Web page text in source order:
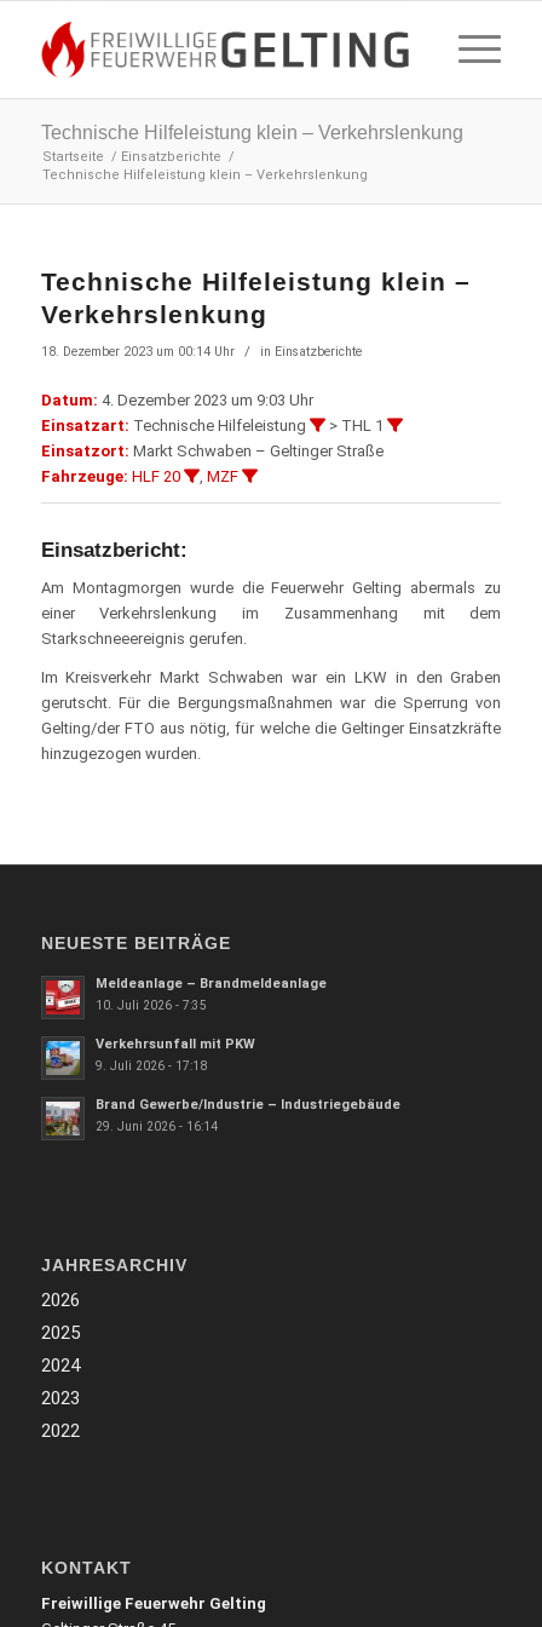
Technische Hilfeleistung klein – Verkehrslenkung
Startseite / Einsatzberichte /
Technische Hilfeleistung klein – Verkehrslenkung
Technische Hilfeleistung klein –
Verkehrslenkung
18. Dezember 2023 um 00:14 Uhr / in Einsatzberichte
Datum: 4. Dezember 2023 um 9:03 Uhr
Einsatzart: Technische Hilfeleistung
> THL 1
Einsatzort: Markt Schwaben – Geltinger Straße
Fahrzeuge: HLF 20 , MZF
Einsatzbericht:
Am Montagmorgen wurde die Feuerwehr Gelting abermals zu
einer Verkehrslenkung im Zusammenhang mit dem
Starkschneeereignis gerufen.
Im Kreisverkehr Markt Schwaben war ein LKW in den Graben
gerutscht. Für die Bergungsmaßnahmen war die Sperrung von
Gelting/der FTO aus nötig, für welche die Geltinger Einsatzkräfte
hinzugezogen wurden.
NEUESTE BEITRÄGE
Meldeanlage – Brandmeldeanlage
10. Juli 2026 - 7:35
Verkehrsunfall mit PKW
9. Juli 2026 - 17:18
Brand Gewerbe/Industrie – Industriegebäude
29. Juni 2026 - 16:14
JAHRESARCHIV
2026
2025
2024
2023
2022
KONTAKT
Freiwillige Feuerwehr Gelting